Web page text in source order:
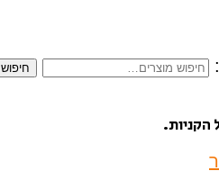
חיפוש
הקניות.